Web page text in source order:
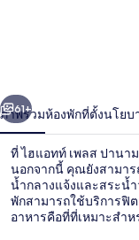
ซิตี้
บีช
า
ถัดไป
61+
ภาพรวมห้องพักที่ตั้งนโยบ
ที่ ไฮแอทท์ เพลส ปาน
นอกจากนี้ คุณยังสามาร
น้ำกลางแจ้งและสระน้
พักสามารถใช้บริการฟิ
อาหารคือที่ที่เหมาะสำ